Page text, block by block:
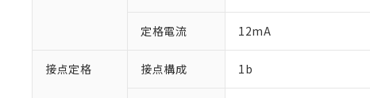
定格電流 12mA
接点定格 接点構成 1b
以下の条件をお読み
くものです。
在庫状況および
*EU RoHS指令（10物質）：
鉛(Pb) 1000ppm以下、 水
ル（DBP） 1000ppm以下
「○」：最大均質材
「×」：最大均質材
「－」：未確認です
う）を輸出また
当社は規制貨物